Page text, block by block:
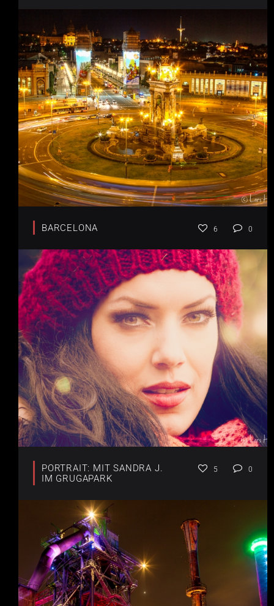
BARCELONA 6 0
PORTRAIT: MIT SANDRA J.
IM GRUGAPARK
5 0